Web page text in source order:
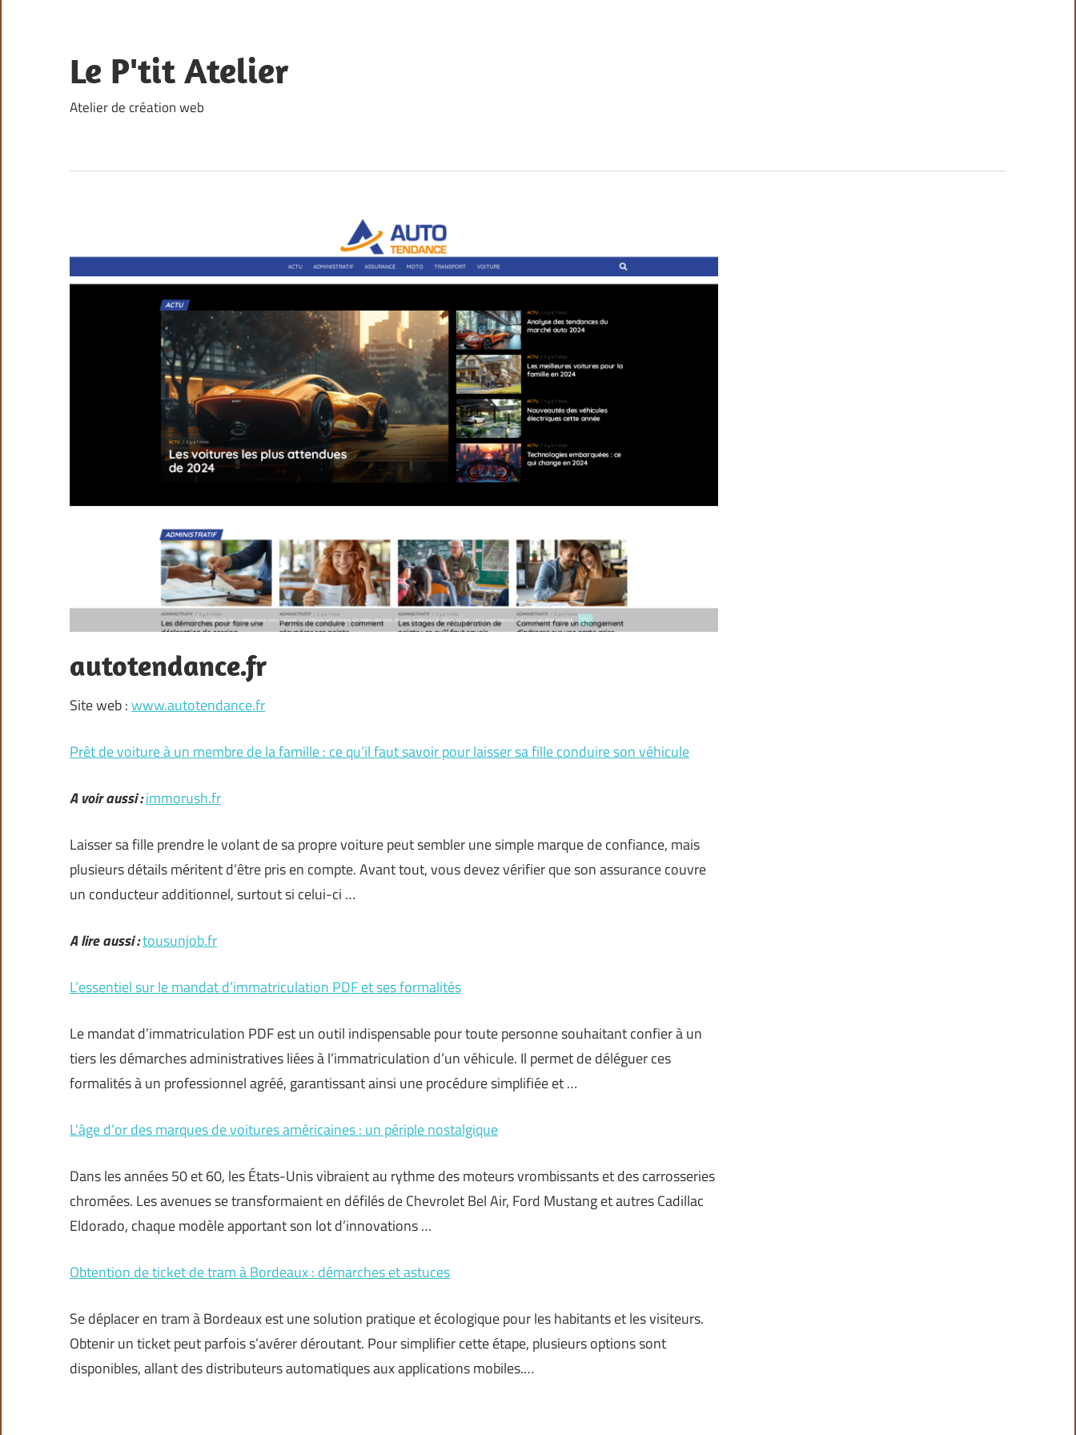
content
Le P'tit Atelier
Atelier de création web
autotendance.fr
Site web :www.autotendance.fr
Prêt de voiture à un membre de la famille : ce qu’il faut savoir pour laisser sa fille conduire son véhicule
A voir aussi :immorush.fr
Laisser sa fille prendre le volant de sa propre voiture peut sembler une simple marque de confiance, mais
plusieurs détails méritent d’être pris en compte. Avant tout, vous devez vérifier que son assurance couvre
un conducteur additionnel, surtout si celui-ci …
A lire aussi :tousunjob.fr
L’essentiel sur le mandat d’immatriculation PDF et ses formalités
Le mandat d’immatriculation PDF est un outil indispensable pour toute personne souhaitant confier à un
tiers les démarches administratives liées à l’immatriculation d’un véhicule. Il permet de déléguer ces
formalités à un professionnel agréé, garantissant ainsi une procédure simplifiée et …
L’âge d’or des marques de voitures américaines : un périple nostalgique
Dans les années 50 et 60, les États-Unis vibraient au rythme des moteurs vrombissants et des carrosseries
chromées. Les avenues se transformaient en défilés de Chevrolet Bel Air, Ford Mustang et autres Cadillac
Eldorado, chaque modèle apportant son lot d’innovations …
Obtention de ticket de tram à Bordeaux : démarches et astuces
Se déplacer en tram à Bordeaux est une solution pratique et écologique pour les habitants et les visiteurs.
Obtenir un ticket peut parfois s’avérer déroutant. Pour simplifier cette étape, plusieurs options sont
disponibles, allant des distributeurs automatiques aux applications mobiles.…